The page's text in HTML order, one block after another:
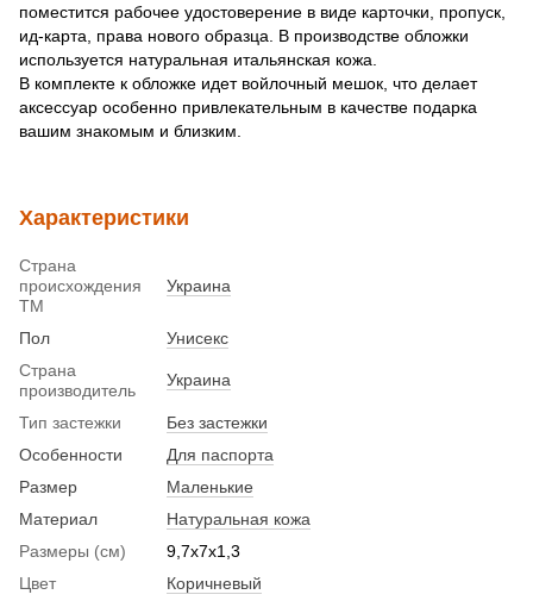
поместится рабочее удостоверение в виде карточки, пропуск,
ид-карта, права нового образца. В производстве обложки
используется натуральная итальянская кожа.
В комплекте к обложке идет войлочный мешок, что делает
аксессуар особенно привлекательным в качестве подарка
вашим знакомым и близким.
Характеристики
Страна
происхождения
ТМ
Украина
Пол
Унисекс
Страна
производитель
Украина
Тип застежки
Без застежки
Особенности
Для паспорта
Размер
Маленькие
Материал
Натуральная кожа
Размеры (см)
9,7х7х1,3
Цвет
Коричневый